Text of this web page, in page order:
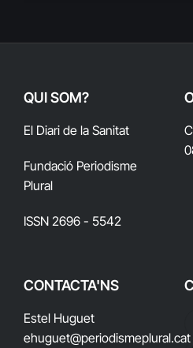
QUI SOM?
El Diari de la Sanitat
Fundació Periodisme
Plural
ISSN 2696 - 5542
CONTACTA'NS
Estel Huguet
ehuguet@periodismeplural.cat